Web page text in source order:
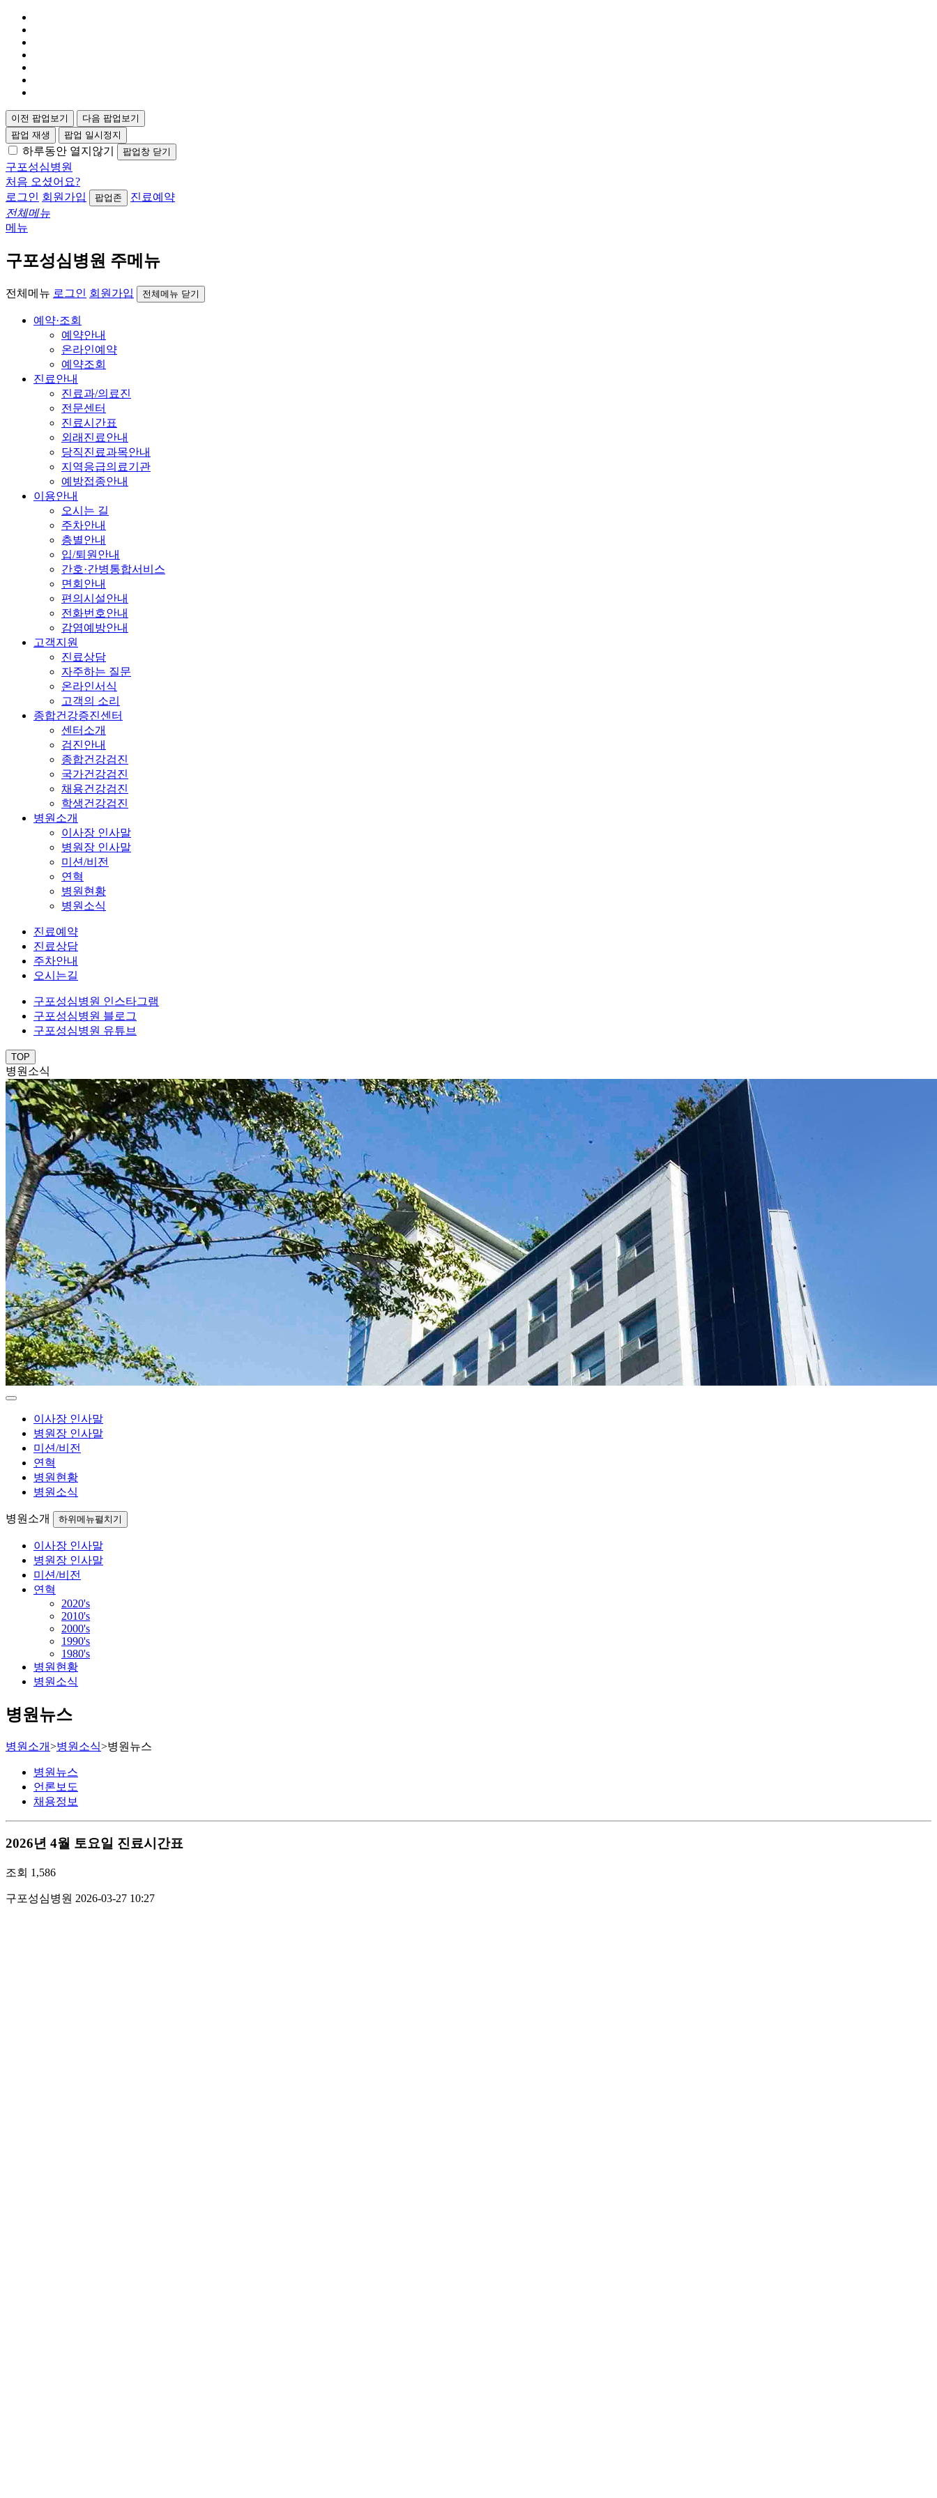
이전 팝업보기
다음 팝업보기
팝업 재생
팝업 일시정지
하루동안 열지않기 팝업창 닫기
구포성심병원
처음 오셨어요?
로그인 회원가입 팝업존
진료예약
전체메뉴
메뉴
구포성심병원 주메뉴
전체메뉴 로그인 회원가입 전체메뉴 닫기
예약·조회
예약안내
온라인예약
예약조회
진료안내
진료과/의료진
전문센터
진료시간표
외래진료안내
당직진료과목안내
지역응급의료기관
예방접종안내
이용안내
오시는 길
주차안내
층별안내
입/퇴원안내
간호·간병통합서비스
면회안내
편의시설안내
전화번호안내
감염예방안내
고객지원
진료상담
자주하는 질문
온라인서식
고객의 소리
종합건강증진센터
센터소개
검진안내
종합건강검진
국가건강검진
채용건강검진
학생건강검진
병원소개
이사장 인사말
병원장 인사말
미션/비전
연혁
병원현황
병원소식
진료예약
진료상담
주차안내
오시는길
구포성심병원 인스타그램
구포성심병원 블로그
구포성심병원 유튜브
TOP
병원소식
이사장 인사말
병원장 인사말
미션/비전
연혁
병원현황
병원소식
병원소개 하위메뉴펼치기
이사장 인사말
병원장 인사말
미션/비전
연혁
2020's
2010's
2000's
1990's
1980's
병원현황
병원소식
병원뉴스
병원소개>병원소식>병원뉴스
병원뉴스
언론보도
채용정보
2026년 4월 토요일 진료시간표
조회 1,586
구포성심병원 2026-03-27 10:27